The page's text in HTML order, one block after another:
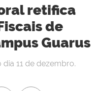
retifica
de
Guarus
11 de dezembro.